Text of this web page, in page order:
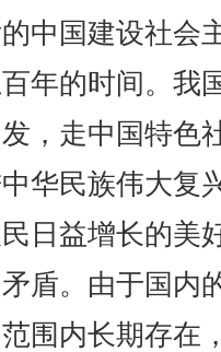
中国建设社会
年的时间。我
，走中国特色
华民族伟大复
日益增长的美
盾。由于国内
围内长期存在